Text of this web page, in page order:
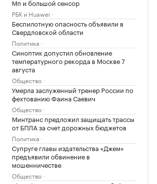
Мп и большой сенсор
РБК и Huawei
Беспилотную опасность объявили в
Свердловской области
Политика
Синоптик допустил обновление
температурного рекорда в Москве 7
августа
Общество
Умерла заслуженный тренер России по
фехтованию Фаина Саевич
Общество
Минтранс предложил защищать трассы
от БПЛА за счет дорожных бюджетов
Политика
Супруге главы издательства «Джем»
предъявили обвинение в
мошенничестве
Общество